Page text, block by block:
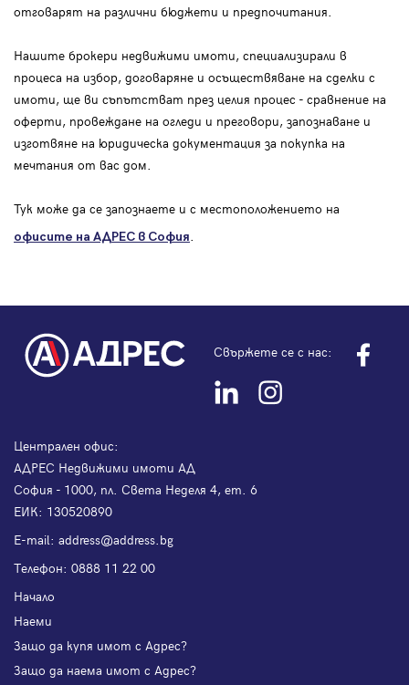
отговарят на различни бюджети и предпочитания.
Нашите брокери недвижими имоти, специализирали в
процеса на избор, договаряне и осъществяване на сделки с
имоти, ще ви съпътстват през целия процес - сравнение на
оферти, провеждане на огледи и преговори, запознаване и
изготвяне на юридическа документация за покупка на
мечтания от вас дом.
Тук може да се запознаете и с местоположението на
офисите на АДРЕС в София.
Свържете се с нас:
Централен офис:
АДРЕС Недвижими имоти АД
София - 1000, пл. Света Неделя 4, ет. 6
ЕИК: 130520890
Е-mail: address@address.bg
Телефон: 0888 11 22 00
Начало
Наеми
Защо да купя имот с Адрес?
Защо да наема имот с Адрес?